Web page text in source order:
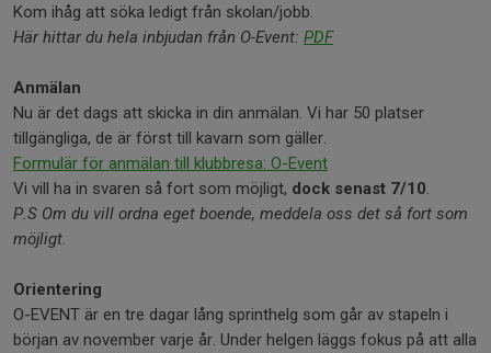
Kom ihåg att söka ledigt från skolan/jobb.
Här hittar du hela inbjudan från O-Event: PDF
Anmälan
Nu är det dags att skicka in din anmälan. Vi har 50 platser
tillgängliga, de är först till kavarn som gäller.
Formulär för anmälan till klubbresa: O-Event
Vi vill ha in svaren så fort som möjligt, dock senast 7/10.
P.S Om du vill ordna eget boende, meddela oss det så fort som
möjligt.
Orientering
O-EVENT är en tre dagar lång sprinthelg som går av stapeln i
början av november varje år. Under helgen läggs fokus på att alla